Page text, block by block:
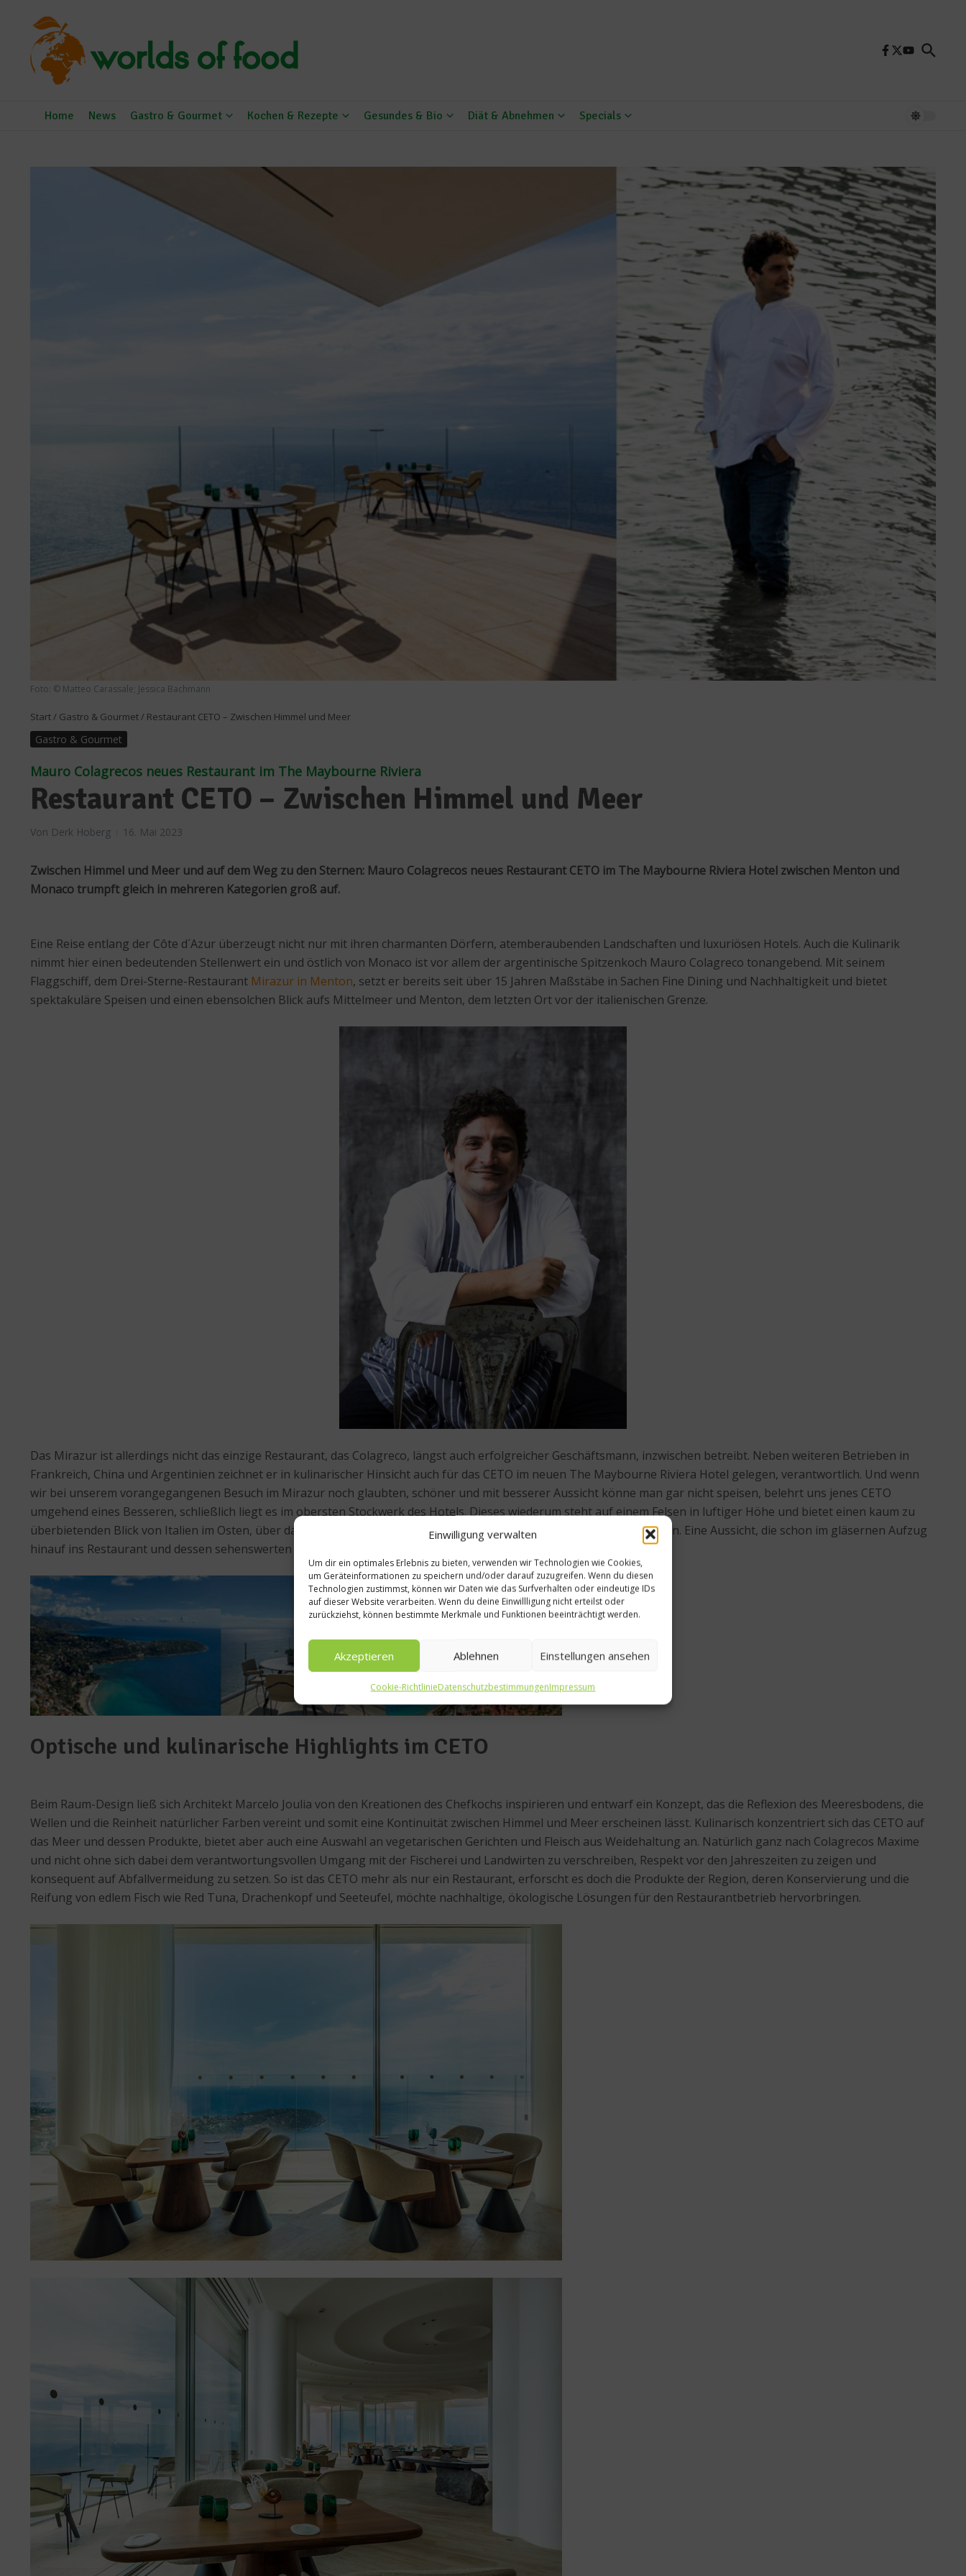
Einwilligung verwalten
Um dir ein optimales Erlebnis zu bieten, verwenden wir Technologien wie Cookies,
um Geräteinformationen zu speichern und/oder darauf zuzugreifen. Wenn du diesen
Technologien zustimmst, können wir Daten wie das Surfverhalten oder eindeutige IDs
auf dieser Website verarbeiten. Wenn du deine Einwillligung nicht erteilst oder
zurückziehst, können bestimmte Merkmale und Funktionen beeinträchtigt werden.
Akzeptieren Ablehnen Einstellungen ansehen
Cookie-RichtlinieDatenschutzbestimmungenImpressum
Home News Gastro & Gourmet Kochen & Rezepte Gesundes & Bio Diät & Abnehmen Specials
Foto: © Matteo Carassale; Jessica Bachmann
Start/ Gastro & Gourmet/ Restaurant CETO – Zwischen Himmel und Meer
Gastro & Gourmet
Mauro Colagrecos neues Restaurant im The Maybourne Riviera
Restaurant CETO – Zwischen Himmel und Meer
Von Derk Hoberg 16. Mai 2023
Zwischen Himmel und Meer und auf dem Weg zu den Sternen: Mauro Colagrecos neues Restaurant CETO im The Maybourne Riviera Hotel zwischen Menton und
Monaco trumpft gleich in mehreren Kategorien groß auf.
Eine Reise entlang der Côte d´Azur überzeugt nicht nur mit ihren charmanten Dörfern, atemberaubenden Landschaften und luxuriösen Hotels. Auch die Kulinarik
nimmt hier einen bedeutenden Stellenwert ein und östlich von Monaco ist vor allem der argentinische Spitzenkoch Mauro Colagreco tonangebend. Mit seinem
Flaggschiff, dem Drei-Sterne-Restaurant Mirazur in Menton, setzt er bereits seit über 15 Jahren Maßstäbe in Sachen Fine Dining und Nachhaltigkeit und bietet
spektakuläre Speisen und einen ebensolchen Blick aufs Mittelmeer und Menton, dem letzten Ort vor der italienischen Grenze.
Das Mirazur ist allerdings nicht das einzige Restaurant, das Colagreco, längst auch erfolgreicher Geschäftsmann, inzwischen betreibt. Neben weiteren Betrieben in
Frankreich, China und Argentinien zeichnet er in kulinarischer Hinsicht auch für das CETO im neuen The Maybourne Riviera Hotel gelegen, verantwortlich. Und wenn
wir bei unserem vorangegangenen Besuch im Mirazur noch glaubten, schöner und mit besserer Aussicht könne man gar nicht speisen, belehrt uns jenes CETO
umgehend eines Besseren, schließlich liegt es im obersten Stockwerk des Hotels. Dieses wiederum steht auf einem Felsen in luftiger Höhe und bietet einen kaum zu
überbietenden Blick von Italien im Osten, über das Örtchen Roquebrune-Cap-Martin bis herüber auf Monaco im Westen. Eine Aussicht, die schon im gläsernen Aufzug
hinauf ins Restaurant und dessen sehenswerten Gastraum Vorfreude weckt.
Optische und kulinarische Highlights im CETO
Beim Raum-Design ließ sich Architekt Marcelo Joulia von den Kreationen des Chefkochs inspirieren und entwarf ein Konzept, das die Reflexion des Meeresbodens, die
Wellen und die Reinheit natürlicher Farben vereint und somit eine Kontinuität zwischen Himmel und Meer erscheinen lässt. Kulinarisch konzentriert sich das CETO auf
das Meer und dessen Produkte, bietet aber auch eine Auswahl an vegetarischen Gerichten und Fleisch aus Weidehaltung an. Natürlich ganz nach Colagrecos Maxime
und nicht ohne sich dabei dem verantwortungsvollen Umgang mit der Fischerei und Landwirten zu verschreiben, Respekt vor den Jahreszeiten zu zeigen und
konsequent auf Abfallvermeidung zu setzen. So ist das CETO mehr als nur ein Restaurant, erforscht es doch die Produkte der Region, deren Konservierung und die
Reifung von edlem Fisch wie Red Tuna, Drachenkopf und Seeteufel, möchte nachhaltige, ökologische Lösungen für den Restaurantbetrieb hervorbringen.